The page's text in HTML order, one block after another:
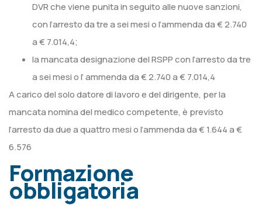
DVR che viene punita in seguito alle nuove sanzioni,
con l’arresto da tre a sei mesi o l’ammenda da € 2.740
a € 7.014,4;
la mancata designazione del RSPP con l’arresto da tre
a sei mesi o l’ ammenda da € 2.740 a € 7.014,4
A carico del solo datore di lavoro e del dirigente, per la
mancata nomina del medico competente, è previsto
l’arresto da due a quattro mesi o l’ammenda da € 1.644 a €
6.576
Formazione
obbligatoria